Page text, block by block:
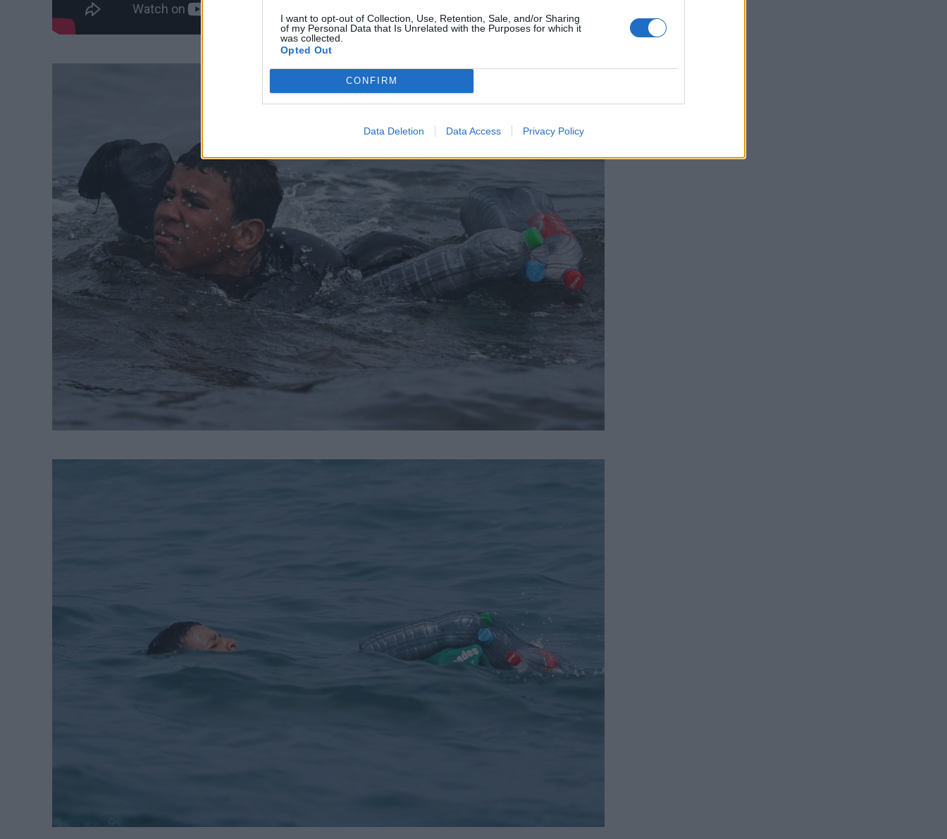
I want to opt-out of Collection, Use, Retention, Sale, and/or Sharing
of my Personal Data that Is Unrelated with the Purposes for which it
was collected.
Opted Out
CONFIRM
Data Deletion Data Access Privacy Policy